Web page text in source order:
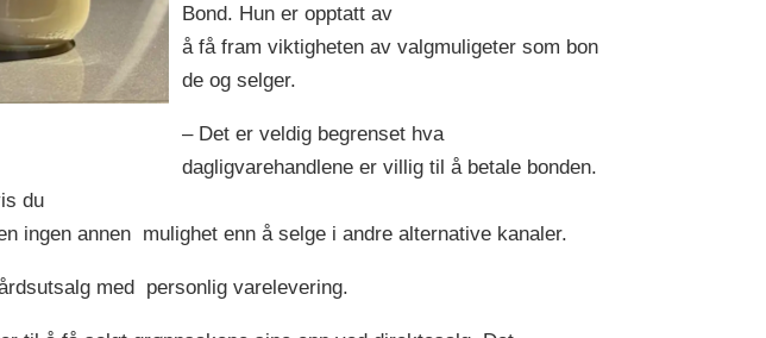
Bond. Hun er opptatt av
å få fram viktigheten av valgmuligeter som bon
de og selger.
– Det er veldig begrenset hva
dagligvarehandlene er villig til å betale bonden.
du
ingen annen mulighet enn å selge i andre alternative kanaler.
med personlig varelevering.